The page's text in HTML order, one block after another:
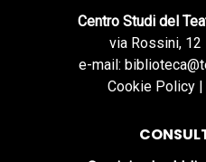
Centro Studi del
via Rossini, 12
e-mail:
Cookie Policy |